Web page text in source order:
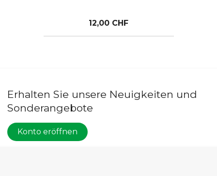
12,00 CHF
Erhalten Sie unsere Neuigkeiten und
Sonderangebote
Konto eröffnen